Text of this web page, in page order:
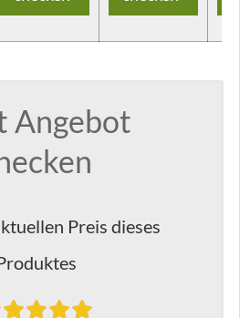
Angebot
Preis dieses